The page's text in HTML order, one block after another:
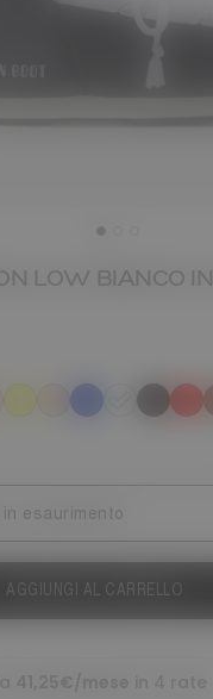
LOW BIANCO
selezionato
esaurimento
AGGIUNGI AL CARRELLO